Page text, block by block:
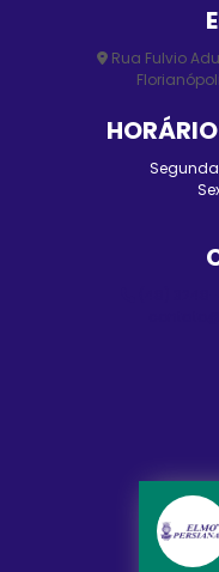
Rua Fulvio
Segunda